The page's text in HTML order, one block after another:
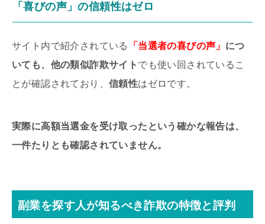
「喜びの声」の信頼性はゼロ
サイト内で紹介されている 「当選者の喜びの声」 につ
いても、 他の類似詐欺サイト でも使い回されているこ
とが確認されており、 信頼性はゼロです。
実際に高額当選金を受け取ったという確かな報告は、
一件たりとも確認されていません。
副業を探す人が知るべき詐欺の特徴と評判